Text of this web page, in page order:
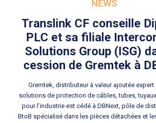
NEWS
Translink CF conseille
PLC et sa filiale
Solutions Group (ISG)
cession de Gremtek à
Gremtek, distributeur à valeur ajoutée
solutions de protection de câbles, tubes,
pour l’industrie est cédé à DBNext, pôle de
BtoB spécialisé dans les pièces détachées et